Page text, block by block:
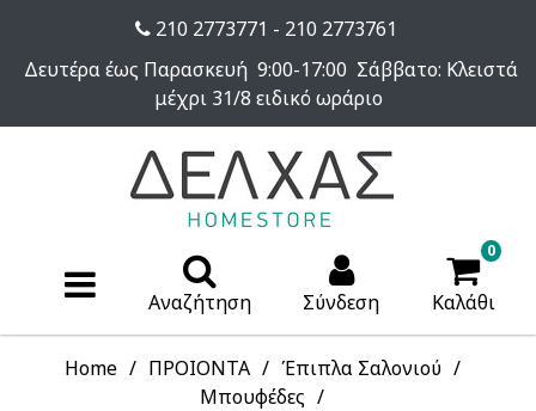
210 2773771 - 210 2773761
Δευτέρα έως Παρασκευή 9:00-17:00 Σάββατο: Κλειστά
μέχρι 31/8 ειδικό ωράριο
Αναζήτηση Σύνδεση
0
Καλάθι
Home ΠΡΟΙΟΝΤΑ
Έπιπλα Σαλονιού
Μπουφέδες